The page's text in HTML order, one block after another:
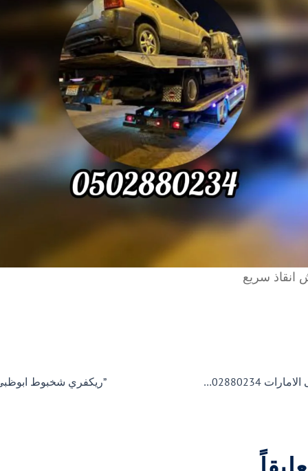
انقاذ سريع
سطحة الانجاز الى الامارات Al – lnjaz Flatbed TO the UAE 00971502880234